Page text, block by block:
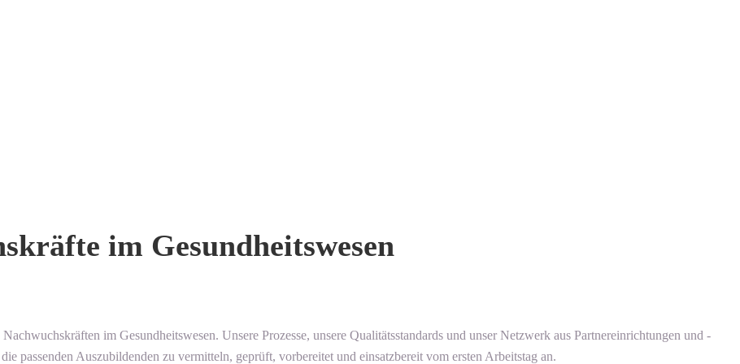
im Gesundheitswesen
im Gesundheitswesen. Unsere Prozesse, unsere Qualitätsstandards und unser Netzwerk aus Partnereinrichtungen und -
passenden Auszubildenden zu vermitteln, geprüft, vorbereitet und einsatzbereit vom ersten Arbeitstag an.